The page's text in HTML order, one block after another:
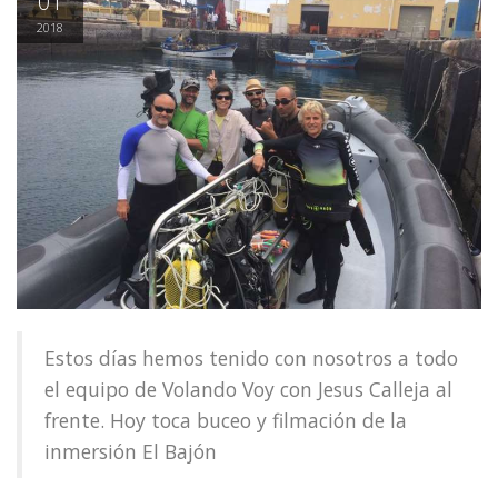
2018
Estos días hemos tenido con nosotros a todo
el equipo de Volando Voy con Jesus Calleja al
frente. Hoy toca buceo y filmación de la
inmersión El Bajón